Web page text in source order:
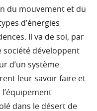
du mouvement et du
d’énergies
Il va de soi, par
société développent
d’un système
leur savoir faire et
dans le désert de